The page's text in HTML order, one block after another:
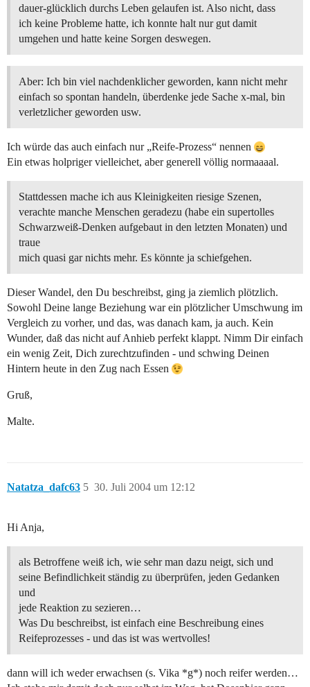
dauer-glücklich durchs Leben gelaufen ist. Also nicht, dass
ich keine Probleme hatte, ich konnte halt nur gut damit
umgehen und hatte keine Sorgen deswegen.
Aber: Ich bin viel nachdenklicher geworden, kann nicht mehr
einfach so spontan handeln, überdenke jede Sache x-mal, bin
verletzlicher geworden usw.
Ich würde das auch einfach nur „Reife-Prozess“ nennen
Ein etwas holpriger vielleichet, aber generell völlig normaaaal.
Stattdessen mache ich aus Kleinigkeiten riesige Szenen,
verachte manche Menschen geradezu (habe ein supertolles
Schwarzweiß-Denken aufgebaut in den letzten Monaten) und
traue
mich quasi gar nichts mehr. Es könnte ja schiefgehen.
Dieser Wandel, den Du beschreibst, ging ja ziemlich plötzlich.
Sowohl Deine lange Beziehung war ein plötzlicher Umschwung im
Vergleich zu vorher, und das, was danach kam, ja auch. Kein
Wunder, daß das nicht auf Anhieb perfekt klappt. Nimm Dir einfach
ein wenig Zeit, Dich zurechtzufinden - und schwing Deinen
Hintern heute in den Zug nach Essen
Gruß,
Malte.
Natatza_dafc63 30. Juli 2004 um 12:12
5
Hi Anja,
als Betroffene weiß ich, wie sehr man dazu neigt, sich und
seine Befindlichkeit ständig zu überprüfen, jeden Gedanken
und
jede Reaktion zu sezieren…
Was Du beschreibst, ist einfach eine Beschreibung eines
Reifeprozesses - und das ist was wertvolles!
dann will ich weder erwachsen (s. Vika *g*) noch reifer werden…